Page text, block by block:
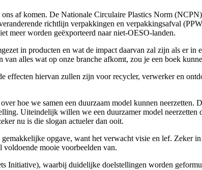
af komen. De Nationale Circulaire Plastics Norm
richtlijn verpakkingen en verpakkingsafval
meer worden geëxporteerd naar niet-OESO-landen.
in producten en wat de impact daarvan zal zijn als er
alles wat op onze branche afkomt, zou je een boek
hiervan zullen zijn voor recycler, verwerker en
hoe we samen een duurzaam model kunnen neerzetten.
Uiteindelijk willen we een duurzamer model neerzetten
nu is die slogan actueler dan ooit.
opgave, want het verwacht visie en lef. Zeker
voldoende mooie voorbeelden van.
Initiative), waarbij duidelijke doelstellingen worden